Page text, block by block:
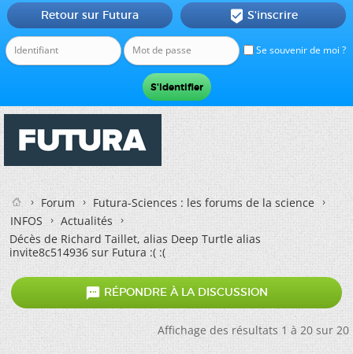
Se souvenir de moi ?
Retour sur Futura  S'inscrire
Forum
Futura-Sciences : les forums de la science
INFOS
Actualités
Décès de Richard Taillet, alias Deep Turtle alias
invite8c514936 sur Futura :( :(
 RÉPONDRE À LA DISCUSSION
Affichage des résultats 1 à 20 sur 20